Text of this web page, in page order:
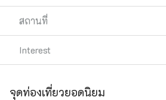
สถานที่
Interest
จุดท่องเที่ยวยอดนิยม